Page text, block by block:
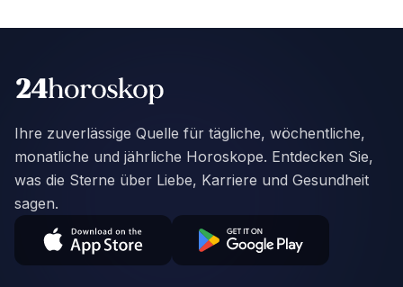
Ihre zuverlässige Quelle für tägliche, wöchentliche,
monatliche und jährliche Horoskope. Entdecken Sie,
was die Sterne über Liebe, Karriere und Gesundheit
sagen.